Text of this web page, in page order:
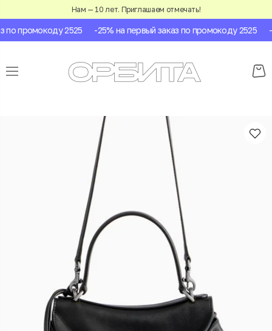
Нам — 10 лет. Приглашаем отмечать!
промокоду 2525 -25% на первый заказ по промокоду 2525 -